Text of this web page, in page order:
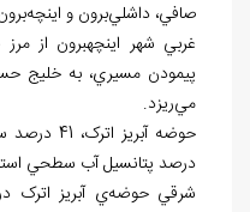
صافي، داشليبرون و اينچه
غربي شهر اينچه‏برون از
پيمودن مسيري، به خليج
ميريزد.
حوضه آبريز اترک، 41 درصد سطح استان را تشكيل مي
درصد پتانسيل آب سطحي
شرقي حوضهي آبريز اترک